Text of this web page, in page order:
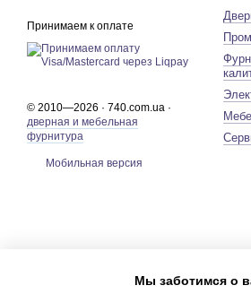
Принимаем к оплате
© 2010—2026 · 740.com.ua ·
дверная и мебельная
фурнитура
Мобильная версия
Мы заботимся о